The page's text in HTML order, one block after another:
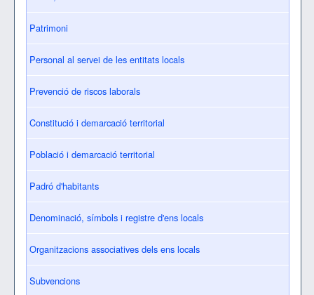
Patrimoni
Personal al servei de les entitats locals
Prevenció de riscos laborals
Constitució i demarcació territorial
Població i demarcació territorial
Padró d'habitants
Denominació, símbols i registre d'ens locals
Organitzacions associatives dels ens locals
Subvencions